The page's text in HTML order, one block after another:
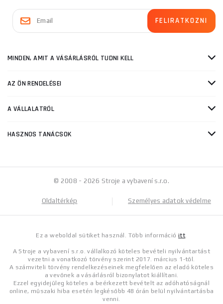
MINDEN, AMIT A VÁSÁRLÁSRÓL TUDNI KELL
AZ ÖN RENDELÉSEI
A VÁLLALATRÓL
HASZNOS TANÁCSOK
© 2008 - 2026 Stroje a vybavení s.r.o.
Oldaltérkép Személyes adatok védelme
Ez a weboldal sütiket használ. Több információitt.
A Stroje a vybavení s.r.o. vállalkozó köteles bevételi nyilvántartást
vezetni a vonatkozó törvény szerint 2017. március 1-től.
A számviteli törvény rendelkezéseinek megfelelően az eladó köteles
a vevőnek a vásárlásról bizonylatot kiállítani.
Ezzel egyidejűleg köteles a beérkezett bevételt az adóhatóságnál
online, műszaki hiba esetén legkésőbb 48 órán belül nyilvántartásba
venni.